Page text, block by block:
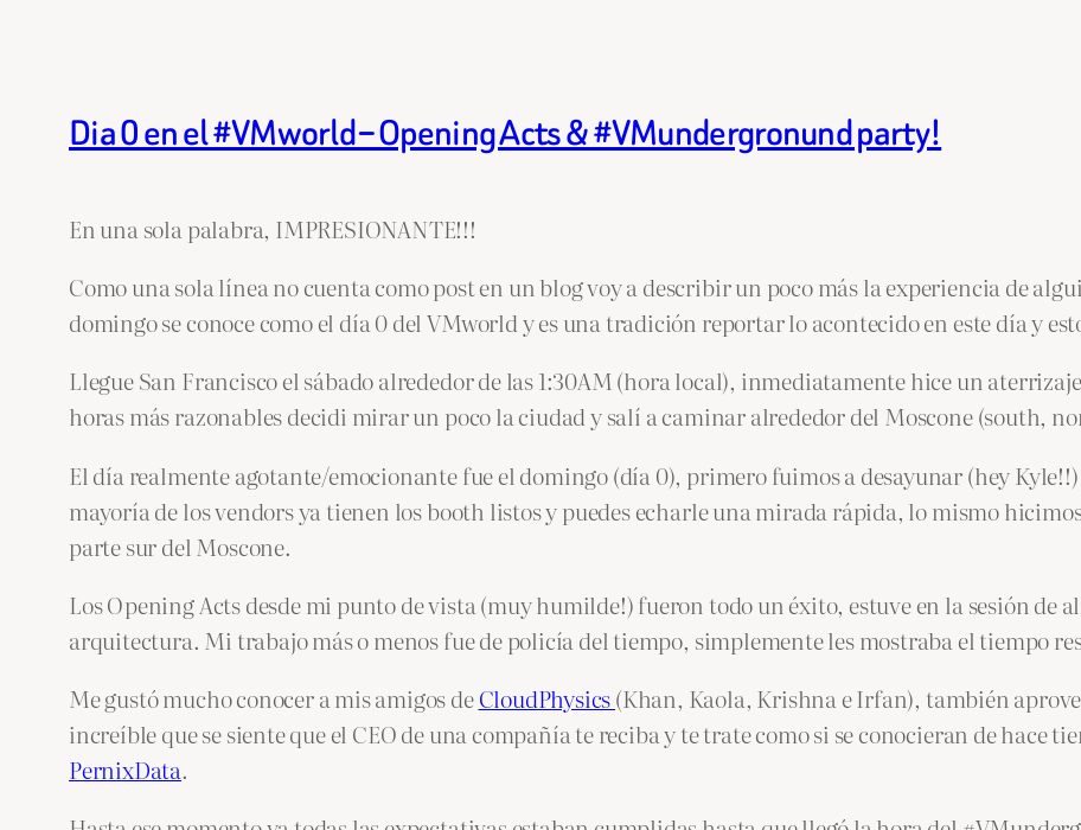
Dia 0 en el #VMworld – Opening Acts & #VMundergronund party!
En una sola palabra, IMPRESIONANTE!!!
Como una sola línea no cuenta como post en un blog voy a describir un poco más la experiencia de
domingo se conoce como el día 0 del VMworld y es una tradición reportar lo acontecido en este día y
Llegue San Francisco el sábado alrededor de las 1:30AM (hora local), inmediatamente hice un
horas más razonables decidi mirar un poco la ciudad y salí a caminar alrededor del Moscone (south,
El día realmente agotante/emocionante fue el domingo (día 0), primero fuimos a desayunar (hey
mayoría de los vendors ya tienen los booth listos y puedes echarle una mirada rápida, lo mismo
parte sur del Moscone.
Los Opening Acts desde mi punto de vista (muy humilde!) fueron todo un éxito, estuve en la sesión
arquitectura. Mi trabajo más o menos fue de policía del tiempo, simplemente les mostraba el tiempo
Me gustó mucho conocer a mis amigos deCloudPhysics(Khan, Kaola, Krishna e Irfan), también
increíble que se siente que el CEO de una compañía te reciba y te trate como si se conocieran de hace
PernixData.